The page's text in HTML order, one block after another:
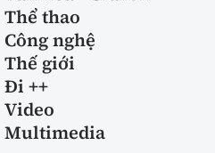
Thể thao
Công nghệ
Thế giới
Đi ++
Video
Multimedia